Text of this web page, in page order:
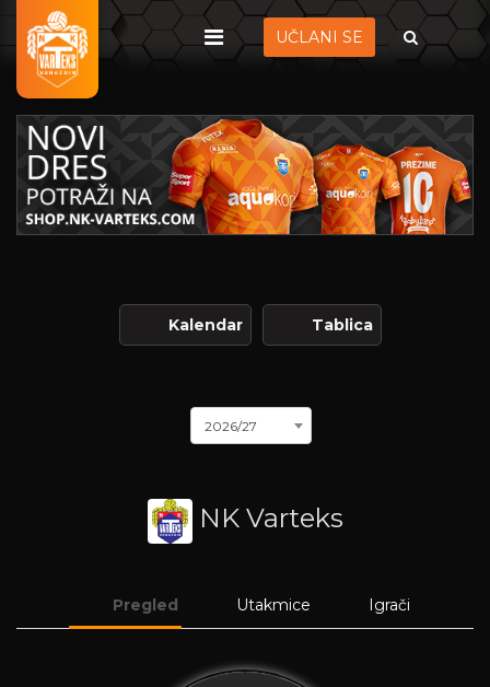
UČLANI SE
Kalendar Tablica
2026/27
NK Varteks
Pregled Utakmice Igrači